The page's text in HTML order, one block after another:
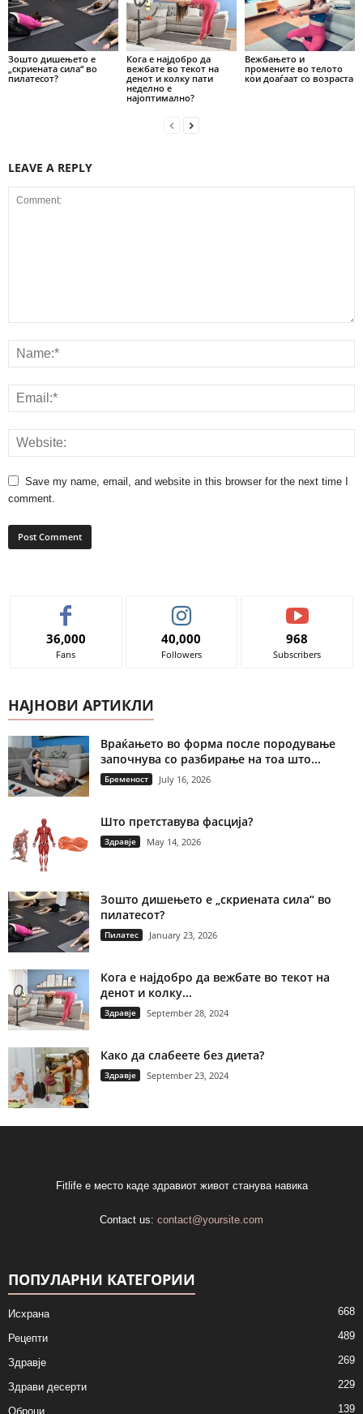
Зошто дишењето е
„скриената сила“ во
пилатесот?
Кога е најдобро да
вежбате во текот на
денот и колку пати
неделно е
најоптимално?
Вежбањето и
промените во телото
кои доаѓаат со возраста
LEAVE A REPLY
Save my name, email, and website in this browser for the next time I
comment.
36,000
Fans
40,000
Followers
968
Subscribers
НАЈНОВИ АРТИКЛИ
Враќањето во форма после породување
започнува со разбирање на тоа што...
Бременост July 16, 2026
Што претставува фасција?
Здравје May 14, 2026
Зошто дишењето е „скриената сила“ во
пилатесот?
Пилатес January 23, 2026
Кога е најдобро да вежбате во текот на
денот и колку...
Здравје September 28, 2024
Како да слабеете без диета?
Здравје September 23, 2024
Fitlife е место каде здравиот живот станува навика
Contact us: contact@yoursite.com
ПОПУЛАРНИ КАТЕГОРИИ
Исхрана 668
Рецепти 489
Здравје 269
Здрави десерти 229
Оброци 139